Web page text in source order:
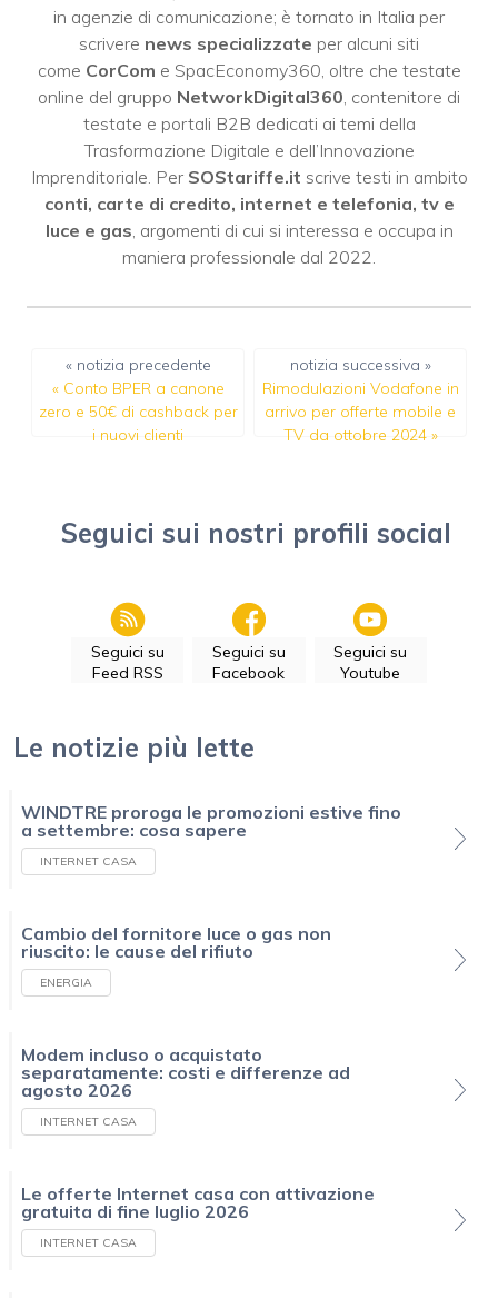
in agenzie di comunicazione; è tornato in Italia per
scrivere news specializzate per alcuni siti
come CorCom e SpacEconomy360, oltre che testate
online del gruppo NetworkDigital360 , contenitore di
testate e portali B2B dedicati ai temi della
Trasformazione Digitale e dell’Innovazione
Imprenditoriale. Per SOStariffe.it scrive testi in ambito
conti, carte di credito, internet e telefonia, tv e
luce e gas , argomenti di cui si interessa e occupa in
maniera professionale dal 2022.
« notizia precedente
« Conto BPER a canone
zero e 50€ di cashback per
i nuovi clienti
notizia successiva »
Rimodulazioni Vodafone in
arrivo per offerte mobile e
TV da ottobre 2024»
Seguici sui nostri profili social
Seguici su
Feed RSS
Seguici su
Facebook
Seguici su
Youtube
Le notizie più lette
WINDTRE proroga le promozioni estive fino
a settembre: cosa sapere
INTERNET CASA
Cambio del fornitore luce o gas non
riuscito: le cause del rifiuto
ENERGIA
Modem incluso o acquistato
separatamente: costi e differenze ad
agosto 2026
INTERNET CASA
Le offerte Internet casa con attivazione
gratuita di fine luglio 2026
INTERNET CASA